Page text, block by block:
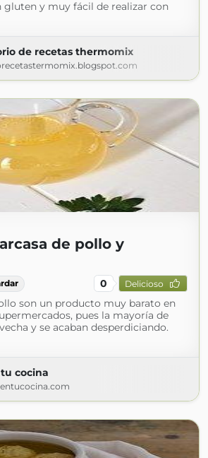
gluten y muy fácil de realizar con
de recetas thermomix
de pollo y
0 Delicioso
son un producto muy barato en
pues la mayoría de
y se acaban desperdiciando.
cocina